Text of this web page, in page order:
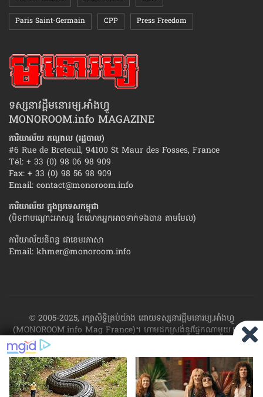
Paris Saint-Germain CPP Press Freedom
ទស្សនាវដ្ដីមនោរម្យ.អាំងហ្វូ
MONOROOM.info MAGAZINE
ការិយាល័យ កណ្ដាល (រដ្ឋបាល)
#6 Rue de Breteuil, 94100 St Maur des Fosses, France
Tél: + 33 (0) 98 06 98 909
Fax: + 33 (0) 98 56 98 909
Email: contact@monoroom.info
ការិយាល័យ ក្នុង​ប្រទេស​កម្ពុជា
(បិទជាបណ្ដោះអាសន្ន តែលោកអ្នកអាចទាក់ទងបាន តាមមែល)
ការិយាល័យនិពន្ធ ជាខេមរភាសា
Email: khmer@monoroom.info
© 2005-2025, រក្សាសិទ្ធិគ្រប់យ៉ាង ដោយទស្សនាវដ្ដី​មនោរម្យ.អាំងហ្វូ
(MONOROOM.info Mag France)។ ហាម​ដក​ស្រង់​នូវ​ផ្នែក​ណា​មួយ​ ឬ​ផ្នែក​
ទាំង​អស់ ​នៃ​ការ​ផ្សាយ​របស់​ទស្សនាវដ្ដី​​មនោរម្យ.អាំងហ្វូ យក​ទៅ​​បោះពុម្ព នៅ
លើក្រដាស ឬតាម​ប្រព័ន្ធ​អេឡិច​ត្រូនិច - ផ្សាយ​តាម​រលក​ធាតុអាកាស ឬតាមប្រព័ន្ធ
អេឡិចត្រូនិច - សរសេរ​ឡើង​វិញ ឬ​ចែក​ចាយ​ តាមវិធីណាក៏ដោយ ដោយ​គ្មាន​ការ​
យល់ព្រម ជា​លាយ​លក្ខណ៍​អក្សរ​ ពី​ចាងហ្វាង​ការ​ផ្សាយ​។
ផ្ទុយមកវិញ ដើម្បី​ទទួល​
បាននូវសិទ្ធិ​ទាំងនេះ សូម​ទាក់​ទង​មក​ទស្សនាវដ្ដី។